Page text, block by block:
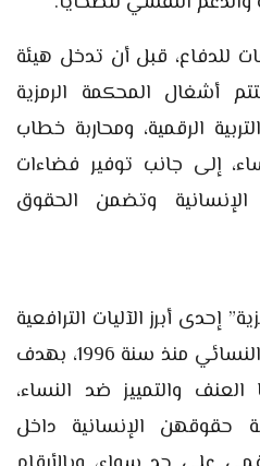
للدفاع، قبل أن تدخل هيئة
أشغال المحكمة الرمزية
الرقمية، ومحاربة خطاب
إلى جانب توفير فضاءات
الإنسانية وتضمن الحقوق
إحدى أبرز الآليات الترافعية
التي أطلقها اتحاد العمل النسائي منذ سنة 1996، بهدف
والتمييز ضد النساء،
حقوقهن الإنسانية داخل